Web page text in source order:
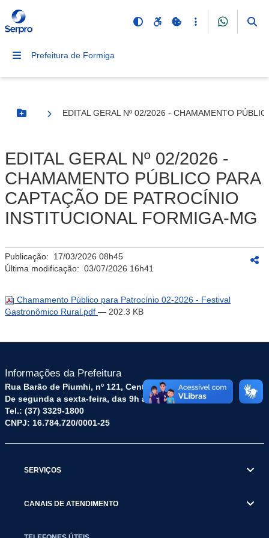
Prefeitura de Formiga
Botão Menu
EDITAL GERAL Nº 02/2026 - CHAMAMENTO
EDITAL GERAL Nº 02/2026 -
CHAMAMENTO PÚBLICO PARA
CAPTAÇÃO DE PATROCÍNIO
INSTITUCIONAL FORMIGA-MG
Publicação: 17/03/2026 08h45
Última modificação: 03/07/2026 16h41
Chamamento Público para Patrocínio 02-2026 - Festival
Gastronômico Rural.pdf — 202.3 KB
Informações da Prefeitura
Rua Barão de Piumhi, nº 121, Centro – CEP: 35570-128
De segunda a sexta-feira, das 9h às 16h
Tel.: (37) 3329-1800
CNPJ: 16.784.720/0001-25
SERVIÇOS
CANAIS DE ATENDIMENTO